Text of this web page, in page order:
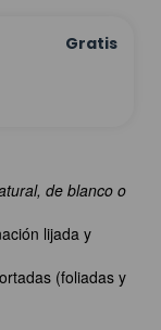
Gratis
de blanco o
lijada y
(foliadas y